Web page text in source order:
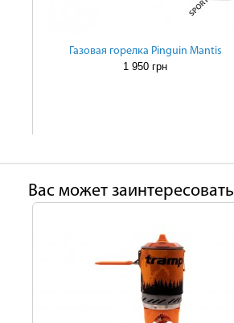
Газовая горелка Pinguin Mantis
1 950 грн
Ваc может заинтересовать